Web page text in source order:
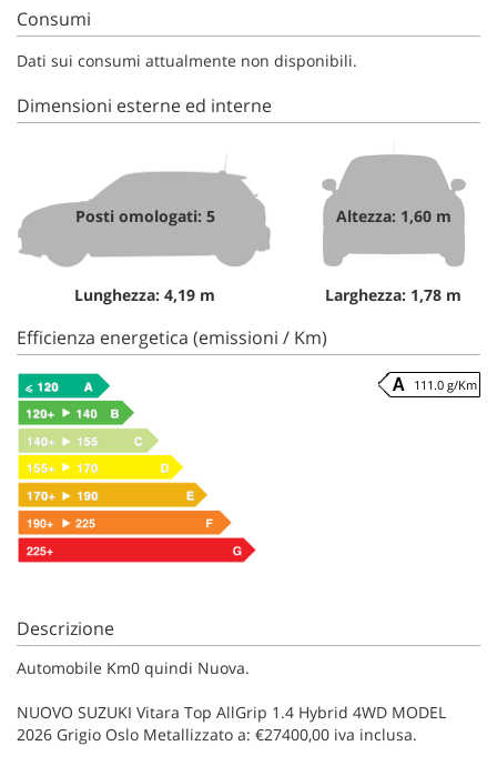
Consumi
Dati sui consumi attualmente non disponibili.
Dimensioni esterne ed interne
Posti omologati: 5
Lunghezza: 4,19 m
Altezza: 1,60 m
Larghezza: 1,78 m
Efficienza energetica (emissioni / Km)
111.0 g/Km
Descrizione
Automobile Km0 quindi Nuova.
NUOVO SUZUKI Vitara Top AllGrip 1.4 Hybrid 4WD MODEL
2026 Grigio Oslo Metallizzato a: €27400,00 iva inclusa.